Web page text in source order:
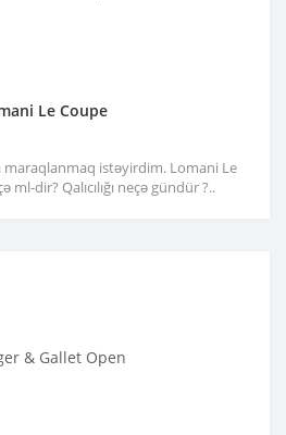
Le Coupe
maraqlanmaq istəyirdim. Lomani Le
dir? Qalıcılığı neçə gündür ?..